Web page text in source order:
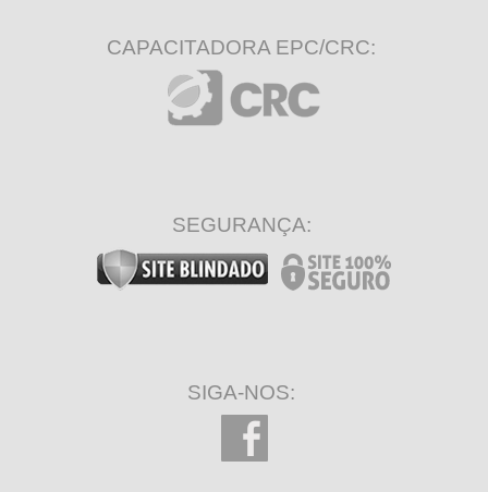
CAPACITADORA EPC/CRC:
SEGURANÇA:
SIGA-NOS: